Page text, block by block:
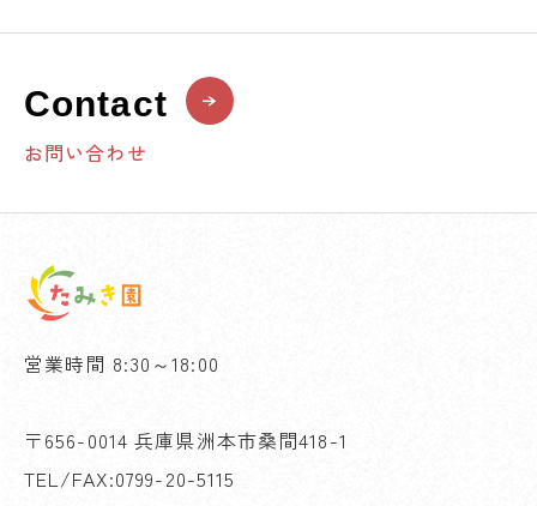
Contact
お問い合わせ
営業時間 8:30～18:00
〒656-0014 兵庫県洲本市桑間418-1
TEL/FAX:0799-20-5115